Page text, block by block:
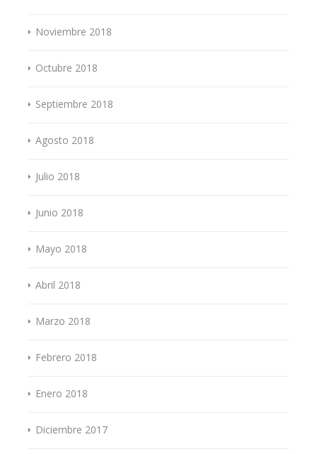
Noviembre 2018
Octubre 2018
Septiembre 2018
Agosto 2018
Julio 2018
Junio 2018
Mayo 2018
Abril 2018
Marzo 2018
Febrero 2018
Enero 2018
Diciembre 2017